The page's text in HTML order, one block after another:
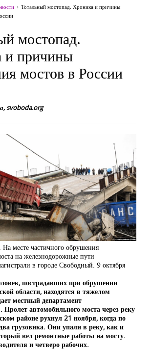
Тотальный мостопад. Хроника и причины
мостопад.
и причины
мостов в России
svoboda.org
На месте частичного обрушения
на железнодорожные пути
в городе Свободный. 9 октября
пострадавших при обрушении
области, находятся в тяжелом
местный департамент
Пролет автомобильного моста через реку
районе рухнул 21 ноября, когда по
грузовика. Они упали в реку, как и
вел ремонтные работы на мосту.
и четверо рабочих.